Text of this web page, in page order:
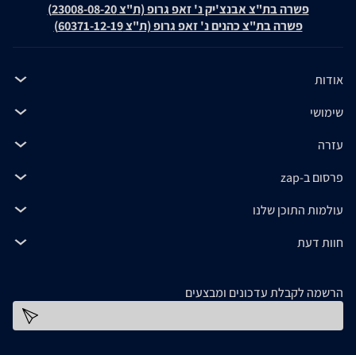
פשרה בת"צ אבנצ'יק נ' זאפ גרופ (ת"צ 23008-08-20)
פשרה בת"צ כהנים נ' זאפ גרופ (ת"צ 60371-12-19)
אודות
שימושי
עזרה
פרסום ב-zap
עולמות התוכן שלנו
חוות דעת
הרשמה לקבלת עדכונים ומבצעים